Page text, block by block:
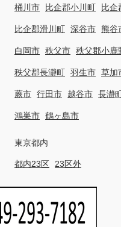
桶川市 比企郡小川町 比企
比企郡滑川町 深谷市 熊谷
白岡市 秩父市 秩父郡小鹿
秩父郡長瀞町 羽生市 草加
蕨市 行田市 越谷市 長瀞
鴻巣市 鶴ヶ島市
東京都内
都内23区 23区外